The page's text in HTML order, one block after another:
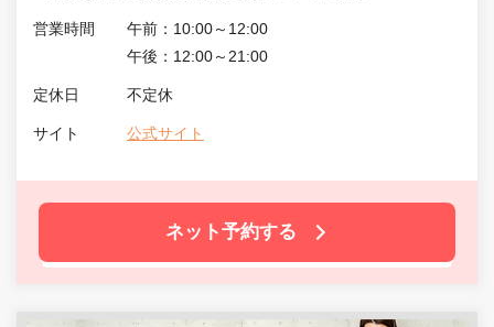
営業時間
午前：10:00～12:00
午後：12:00～21:00
定休日 不定休
サイト 公式サイト
ネット予約する